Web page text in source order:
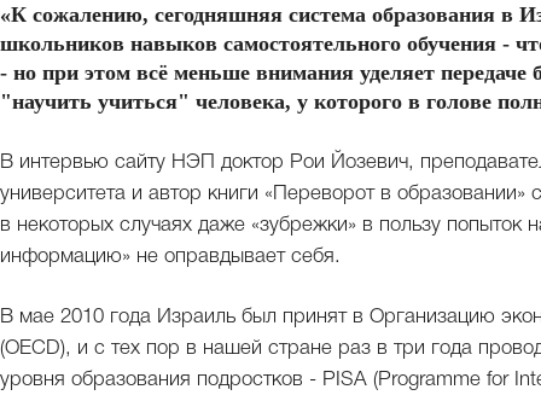
«К сожалению, сегодняшняя система образования в
школьников навыков самостоятельного обучения -
- но при этом всё меньше внимания уделяет
"научить учиться" человека, у которого в голове
В интервью сайту НЭП доктор Рои Йозевич,
университета и автор книги «Переворот в образовании»
в некоторых случаях даже «зубрежки» в пользу попыток
информацию» не оправдывает себя.
В мае 2010 года Израиль был принят в Организацию
(OECD), и с тех пор в нашей стране раз в три года
уровня образования подростков - PISA (Programme for